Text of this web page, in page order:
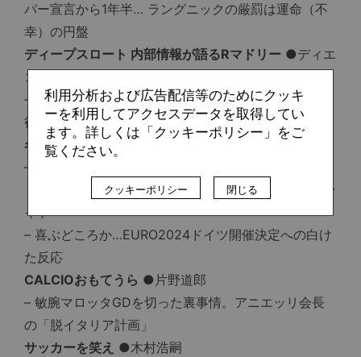
パー宣言から1年半… ラングニックの厳罰は運命（不
幸）の円盤
ディープスロート 内部情報が語るRマドリー ●ディエ
ゴ・トーレス
– 初老のフロレンティーノ、大いなる野望「甘い移
行」
名優たちの“セカンドライフ” ●大谷 駿
– ウェイン・ルーニー（DCユナイテッド）
ドイツサッカー誌的フィールド
●ダニエル・テーベラ
イト
– 喜ぶどころか…EURO2024ドイツ開催決定への白け
た反応
CALCIOおもてうら ●片野道郎
– 敏腕マロッタGDを切った裏事情。アニエッリ会長
の「脱イタリア計画」
サッカーを笑え ●木村浩嗣
利用分析および広告配信等のためにクッキ
ーを利用してアクセスデータを取得してい
ます。詳しくは「クッキーポリシー」をご
覧ください。
クッキーポリシー 閉じる